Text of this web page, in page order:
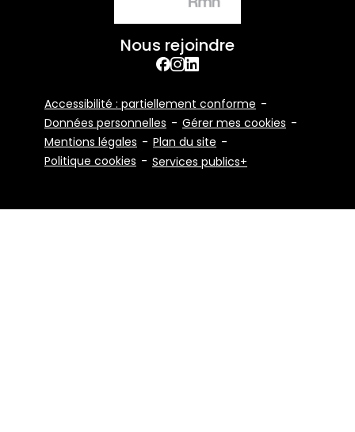
Nous rejoindre
facebook
Instagram
Bottom
Accessibilité : partiellement conforme
Données personnelles
Gérer mes cookies
Mentions légales
Plan du site
Politique cookies
Services publics+